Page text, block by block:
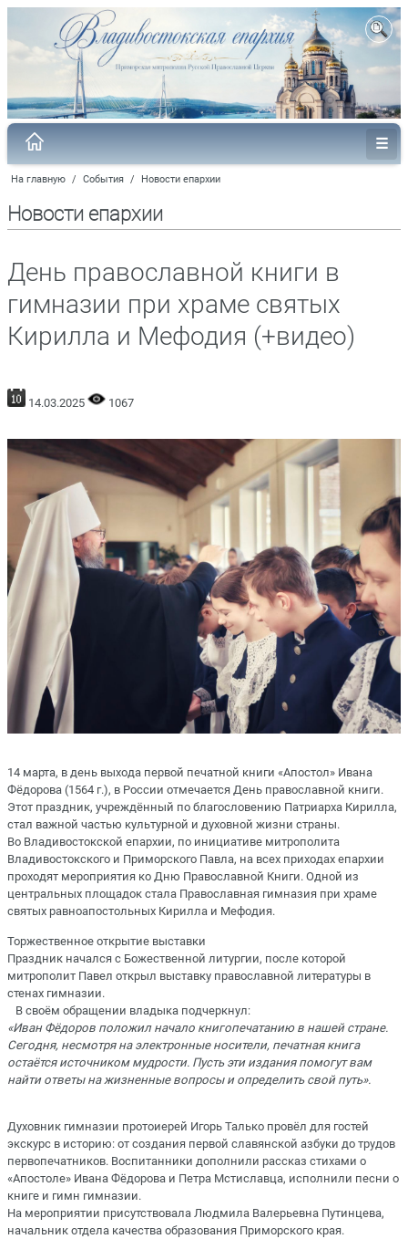
На главную / События / Новости епархии
Новости епархии
День православной книги в
гимназии при храме святых
Кирилла и Мефодия (+видео)
14.03.2025 1067
14 марта, в день выхода первой печатной книги «Апостол» Ивана
Фёдорова (1564 г.), в России отмечается День православной книги.
Этот праздник, учреждённый по благословению Патриарха Кирилла,
стал важной частью культурной и духовной жизни страны.
Во Владивостокской епархии, по инициативе митрополита
Владивостокского и Приморского Павла, на всех приходах епархии
проходят мероприятия ко Дню Православной Книги. Одной из
центральных площадок стала Православная гимназия при храме
святых равноапостольных Кирилла и Мефодия.
Торжественное открытие выставки
Праздник начался с Божественной литургии, после которой
митрополит Павел открыл выставку православной литературы в
стенах гимназии.
В своём обращении владыка подчеркнул:
«Иван Фёдоров положил начало книгопечатанию в нашей стране.
Сегодня, несмотря на электронные носители, печатная книга
остаётся источником мудрости. Пусть эти издания помогут вам
найти ответы на жизненные вопросы и определить свой путь».
Духовник гимназии протоиерей Игорь Талько провёл для гостей
экскурс в историю: от создания первой славянской азбуки до трудов
первопечатников. Воспитанники дополнили рассказ стихами о
«Апостоле» Ивана Фёдорова и Петра Мстиславца, исполнили песни о
книге и гимн гимназии.
На мероприятии присутствовала Людмила Валерьевна Путинцева,
начальник отдела качества образования Приморского края.